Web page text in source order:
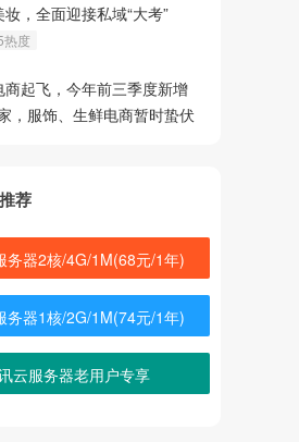
妆，全面迎接私域“大考”
热度
商起飞，今年前三季度新增
，服饰、生鲜电商暂时蛰伏
荐
务器2核/4G/1M(68元/1年)
务器1核/2G/1M(74元/1年)
云服务器老用户专享